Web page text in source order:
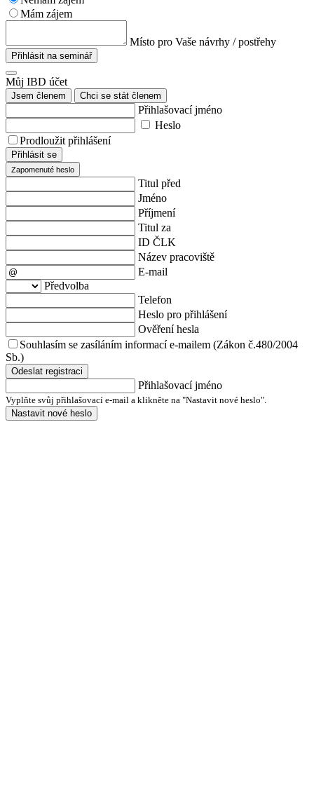
Mám zájem
Místo pro Vaše návrhy / postřehy
Přihlásit na seminář
Můj IBD účet
Jsem členem Chci se stát členem
Přihlašovací jméno
Heslo
Prodloužit přihlášení
Přihlásit se
Zapomenuté heslo
Titul před
Jméno
Příjmení
Titul za
ID ČLK
Název pracoviště
E-mail
Předvolba
Telefon
Heslo pro přihlášení
Ověření hesla
Souhlasím se zasíláním informací e-mailem (Zákon č.480/2004
Sb.)
Odeslat registraci
Přihlašovací jméno
Vyplňte svůj přihlašovací e-mail a klikněte na "Nastavit nové heslo".
Nastavit nové heslo